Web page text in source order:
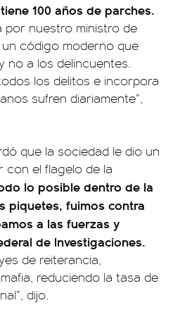
100 años de parches.
por nuestro ministro de
código moderno que
no a los delincuentes.
los delitos e incorpora
sufren diariamente”,
que la sociedad le dio un
con el flagelo de la
lo posible dentro de la
piquetes, fuimos contra
a las fuerzas y
de Investigaciones.
de reiterancia,
reduciendo la tasa de
dijo.